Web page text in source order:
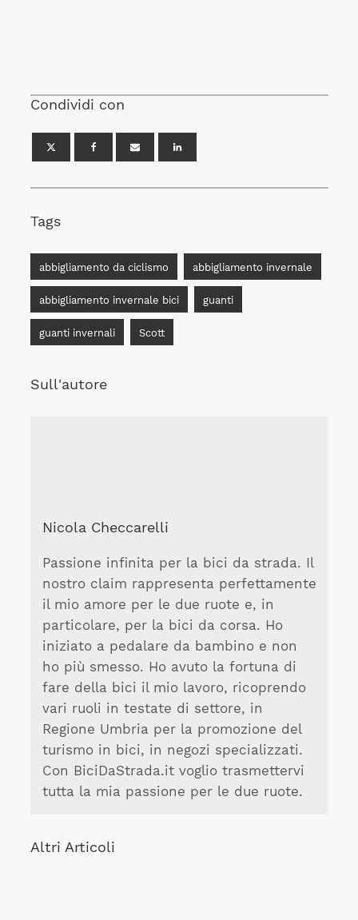
Condividi con
Tags
abbigliamento da ciclismo abbigliamento invernale
abbigliamento invernale bici guanti
guanti invernali Scott
Sull'autore
Nicola Checcarelli
Passione infinita per la bici da strada. Il
nostro claim rappresenta perfettamente
il mio amore per le due ruote e, in
particolare, per la bici da corsa. Ho
iniziato a pedalare da bambino e non
ho più smesso. Ho avuto la fortuna di
fare della bici il mio lavoro, ricoprendo
vari ruoli in testate di settore, in
Regione Umbria per la promozione del
turismo in bici, in negozi specializzati.
Con BiciDaStrada.it voglio trasmettervi
tutta la mia passione per le due ruote.
Altri Articoli